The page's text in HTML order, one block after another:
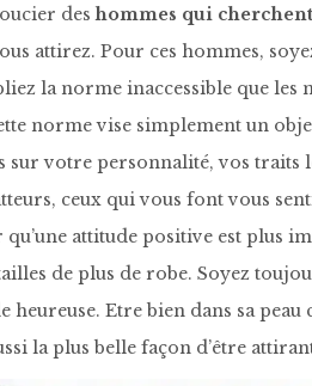
deshommes qui
attirez. Pour ces hommes,
la norme inaccessible que les
norme vise simplement un
sur votre personnalité, vos traits
ceux qui vous font vous
qu’une attitude positive est plus
de plus de robe. Soyez
heureuse. Etre bien dans sa
la plus belle façon d’être